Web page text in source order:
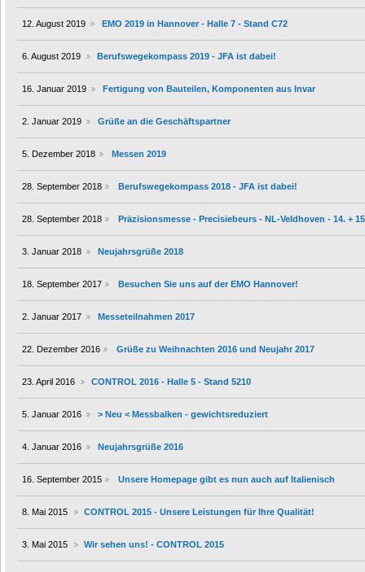
12. August 2019 EMO 2019 in Hannover - Halle 7 - Stand C72
6. August 2019 Berufswegekompass 2019 - JFA ist dabei!
16. Januar 2019 Fertigung von Bauteilen, Komponenten aus Invar
2. Januar 2019 Grüße an die Geschäftspartner
5. Dezember 2018 Messen 2019
28. September 2018 Berufswegekompass 2018 - JFA ist dabei!
28. September 2018 Präzisionsmesse - Precisiebeurs - NL-Veldhoven - 14. +
3. Januar 2018 Neujahrsgrüße 2018
18. September 2017 Besuchen Sie uns auf der EMO Hannover!
2. Januar 2017 Messeteilnahmen 2017
22. Dezember 2016 Grüße zu Weihnachten 2016 und Neujahr 2017
23. April 2016 CONTROL 2016 - Halle 5 - Stand 5210
5. Januar 2016 > Neu < Messbalken - gewichtsreduziert
4. Januar 2016 Neujahrsgrüße 2016
16. September 2015 Unsere Homepage gibt es nun auch auf Italienisch
8. Mai 2015 CONTROL 2015 - Unsere Leistungen für Ihre Qualität!
3. Mai 2015 Wir sehen uns! - CONTROL 2015